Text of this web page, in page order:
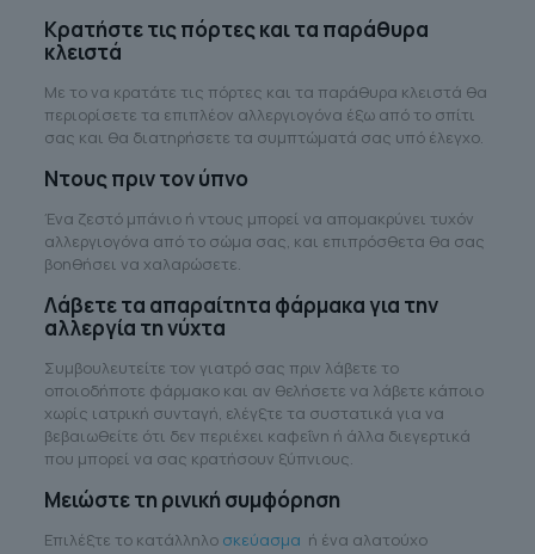
Κρατήστε τις πόρτες και τα παράθυρα
κλειστά
Με το να κρατάτε τις πόρτες και τα παράθυρα κλειστά θα
περιορίσετε τα επιπλέον αλλεργιογόνα έξω από το σπίτι
σας και θα διατηρήσετε τα συμπτώματά σας υπό έλεγχο.
Ντους πριν τον ύπνο
Ένα ζεστό μπάνιο ή ντους μπορεί να απομακρύνει τυχόν
αλλεργιογόνα από το σώμα σας, και επιπρόσθετα θα σας
βοηθήσει να χαλαρώσετε.
Λάβετε τα απαραίτητα φάρμακα για την
αλλεργία τη νύχτα
Συμβουλευτείτε τον γιατρό σας πριν λάβετε το
οποιοδήποτε φάρμακο και αν θελήσετε να λάβετε κάποιο
χωρίς ιατρική συνταγή, ελέγξτε τα συστατικά για να
βεβαιωθείτε ότι δεν περιέχει καφεΐνη ή άλλα διεγερτικά
που μπορεί να σας κρατήσουν ξύπνιους.
Μειώστε τη ρινική συμφόρηση
Επιλέξτε το κατάλληλο σκεύασμα ή ένα αλατούχο